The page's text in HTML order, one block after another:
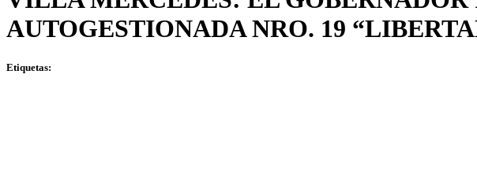
AUTOGESTIONADA NRO. 19
Etiquetas: